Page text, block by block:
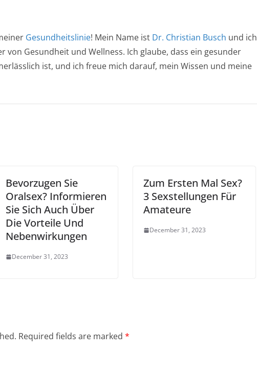
Gesundheitslinie! Mein Name ist Dr. Christian Busch und ich
von Gesundheit und Wellness. Ich glaube, dass ein gesunder
ist, und ich freue mich darauf, mein Wissen und meine
Bevorzugen Sie
Oralsex? Informieren
Sie Sich Auch Über
Die Vorteile Und
Nebenwirkungen
December 31, 2023
Zum Ersten Mal Sex?
3 Sexstellungen Für
Amateure
December 31, 2023
Required fields are marked *